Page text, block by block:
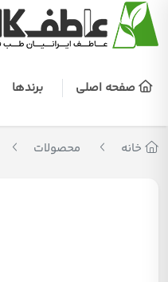
صفحه اصلی برندها
خانه محصولات